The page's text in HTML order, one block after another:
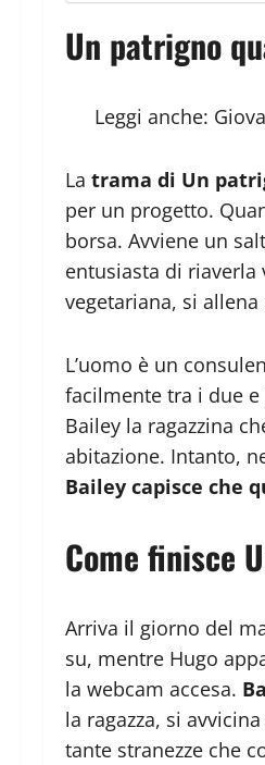
Un patrigno
Leggi anche:
La trama di Un
per un progetto.
borsa. Avviene un
entusiasta di riaverla
vegetariana, si
L’uomo è un
facilmente tra i due
Bailey la ragazzina
abitazione. Intanto,
Bailey capisce che
Come finisce
Arriva il giorno del
su, mentre Hugo
la webcam accesa.
la ragazza, si
tante stranezze che